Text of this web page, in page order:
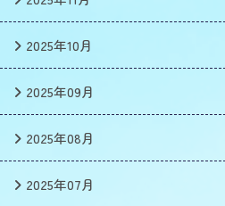
2025年10月
2025年09月
2025年08月
2025年07月